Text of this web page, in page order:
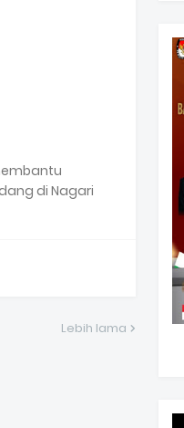
di Nagari
Lebih lama